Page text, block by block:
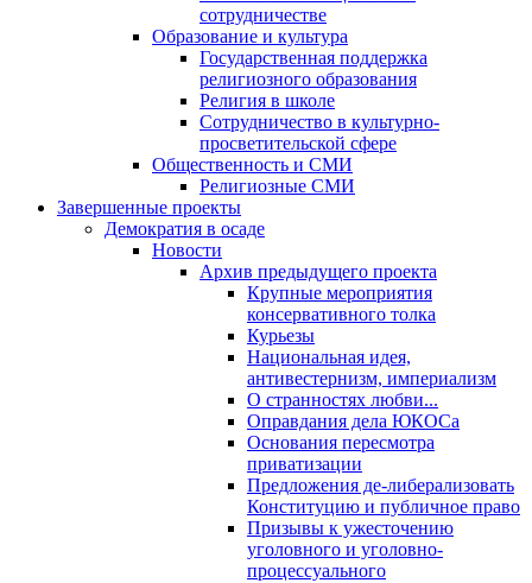
сотрудничестве
Образование и культура
Государственная поддержка
религиозного образования
Религия в школе
Сотрудничество в культурно-
просветительской сфере
Общественность и СМИ
Религиозные СМИ
Завершенные проекты
Демократия в осаде
Новости
Архив предыдущего проекта
Крупные мероприятия
консервативного толка
Курьезы
Национальная идея,
антивестернизм, империализм
О странностях любви...
Оправдания дела ЮКОСа
Основания пересмотра
приватизации
Предложения де-либерализовать
Конституцию и публичное право
Призывы к ужесточению
уголовного и уголовно-
процессуального